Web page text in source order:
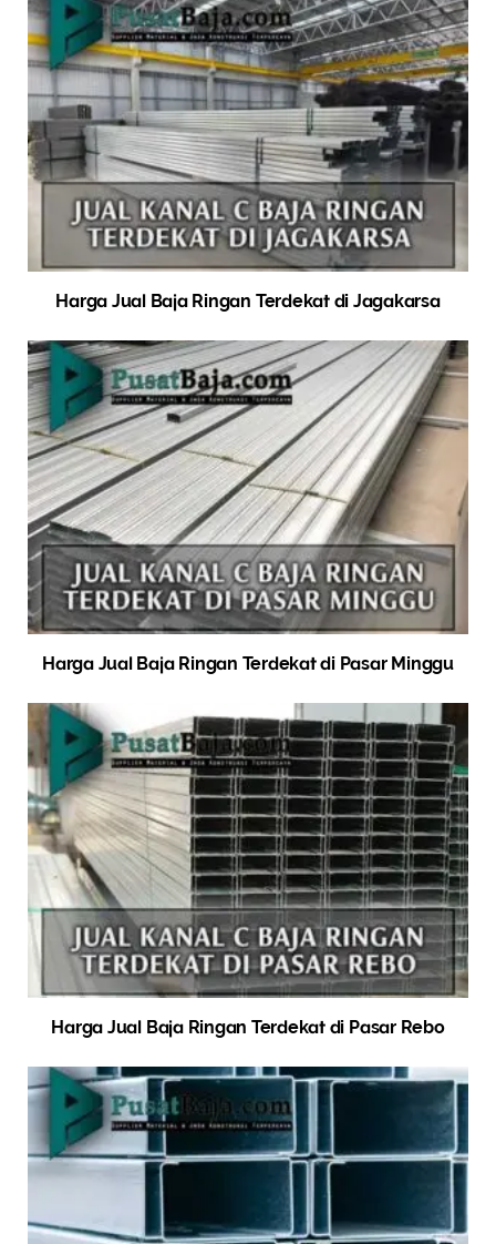
Harga Jual Baja Ringan Terdekat di Jagakarsa
Harga Jual Baja Ringan Terdekat di Pasar Minggu
Harga Jual Baja Ringan Terdekat di Pasar Rebo